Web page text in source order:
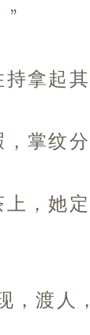
”
拿起
掌纹
，她
，渡人